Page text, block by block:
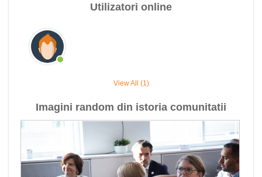
Utilizatori online
View All (1)
Imagini random din istoria comunitatii